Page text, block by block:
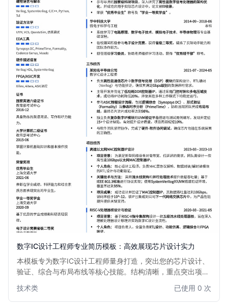
数字IC设计工程师专业简历模板：高效展现芯片设计实力
本模板专为数字IC设计工程师量身打造，突出您的芯片设计、
验证、综合与布局布线等核心技能。结构清晰，重点突出项目
仪的数字IC设计职位面试机会。
技术类 已使用 0 次